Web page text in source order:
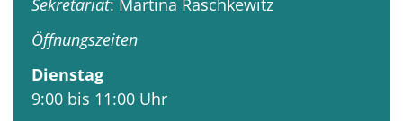
Sekretariat: Martina Raschkewitz
Öffnungszeiten
Dienstag
9:00 bis 11:00 Uhr